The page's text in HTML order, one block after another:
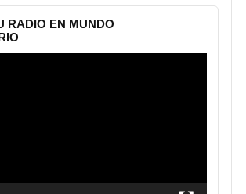
RADIO EN MUNDO